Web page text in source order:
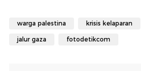
warga palestina krisis kelaparan
jalur gaza fotodetikcom